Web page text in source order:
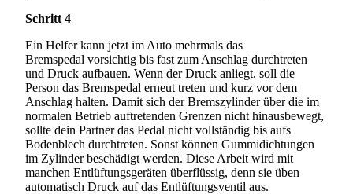
Schritt 4
Ein Helfer kann jetzt im Auto mehrmals das
Bremspedal vorsichtig bis fast zum Anschlag durchtreten
und Druck aufbauen. Wenn der Druck anliegt, soll die
Person das Bremspedal erneut treten und kurz vor dem
Anschlag halten. Damit sich der Bremszylinder über die im
normalen Betrieb auftretenden Grenzen nicht hinausbewegt,
sollte dein Partner das Pedal nicht vollständig bis aufs
Bodenblech durchtreten. Sonst können Gummidichtungen
im Zylinder beschädigt werden. Diese Arbeit wird mit
manchen Entlüftungsgeräten überflüssig, denn sie üben
automatisch Druck auf das Entlüftungsventil aus.